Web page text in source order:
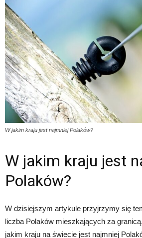
W jakim kraju jest najmniej Polaków?
W jakim kraju jest
Polaków?
W dzisiejszym artykule przyjrzymy się
liczba Polaków mieszkających za
jakim kraju na świecie jest najmniej